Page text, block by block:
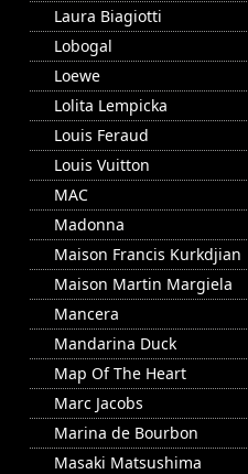
Laura Biagiotti
Lobogal
Loewe
Lolita Lempicka
Louis Feraud
Louis Vuitton
MAC
Madonna
Maison Francis Kurkdjian
Maison Martin Margiela
Mancera
Mandarina Duck
Map Of The Heart
Marc Jacobs
Marina de Bourbon
Masaki Matsushima